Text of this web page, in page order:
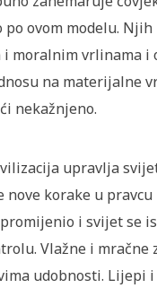
po ovom modelu.
moralnim vrlinama i
na materijalne
nekažnjeno.
upravlja
nove korake u
i svijet se
Vlažne i
udobnosti. Lijepi